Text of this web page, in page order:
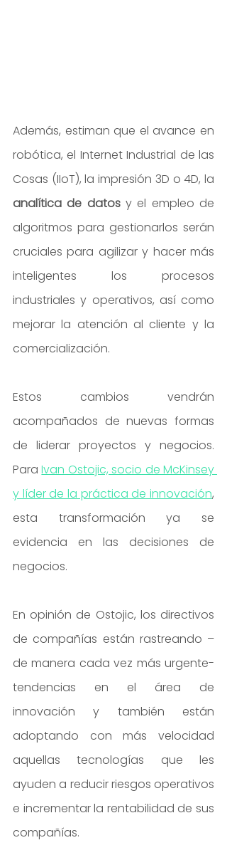
Además, estiman que el avance en
robótica, el Internet Industrial de las
analítica de datos y el empleo de
algoritmos para gestionarlos serán
cruciales para agilizar y hacer más
inteligentes los procesos
industriales y operativos, así como
mejorar la atención al cliente y la
comercialización.
Estos cambios vendrán
acompañados de nuevas formas
de liderar proyectos y negocios.
Para Ivan Ostojic, socio de McKinsey
y líder de la práctica de innovación,
esta transformación ya se
evidencia en las decisiones de
negocios.
En opinión de Ostojic, los directivos
de compañías están rastreando –
de manera cada vez más urgente-
tendencias en el área de
innovación y también están
adoptando con más velocidad
aquellas tecnologías que les
ayuden a reducir riesgos operativos
e incrementar la rentabilidad de sus
compañías.